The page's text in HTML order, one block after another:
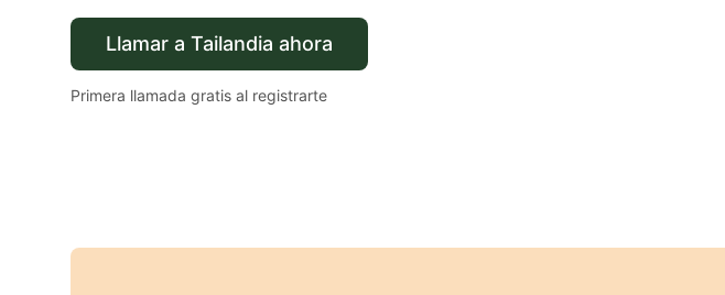
Llamar a Tailandia ahora
Primera llamada gratis al registrarte